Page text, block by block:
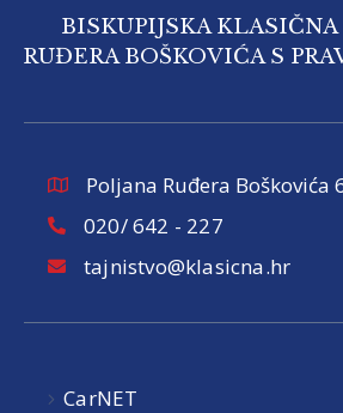
BISKUPIJSKA
RUĐERA BOŠKOVIĆA S
Poljana Ruđera Boškovića
020/ 642 - 227
tajnistvo@klasicna.hr
CarNET